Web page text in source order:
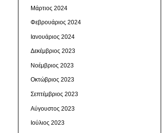
Μάρτιος 2024
Φεβρουάριος 2024
Ιανουάριος 2024
Δεκέμβριος 2023
Νοέμβριος 2023
Οκτώβριος 2023
Σεπτέμβριος 2023
Αύγουστος 2023
Ιούλιος 2023